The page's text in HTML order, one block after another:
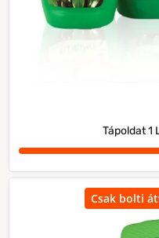
Tápoldat 1
Csak bolti